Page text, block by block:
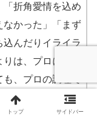
折角愛情を込め
なかった」「まず
込んだりイライラ
は、プロに任せ
、プロの調理で
平静を保った方
トップ サイドバー